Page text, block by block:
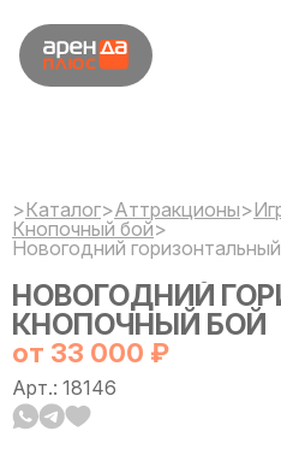
>Каталог>Аттракционы>
Кнопочный бой>
Новогодний
НОВОГОДНИЙ
КНОПОЧНЫЙ БОЙ
от 33 000 ₽
Арт.: 18146